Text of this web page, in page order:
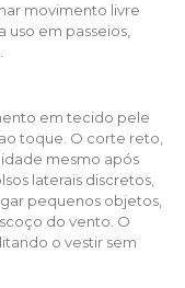
movimento livre
em passeios,
em tecido pele
toque. O corte reto,
mesmo após
laterais discretos,
pequenos objetos,
do vento. O
o vestir sem